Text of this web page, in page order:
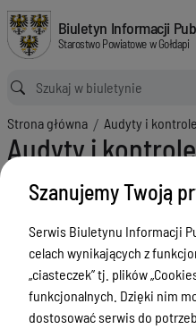
Audyty i kontrole / 2021
Biuletyn Informacji Publicznej
Biuletyn Informacji
Starostwo Powiatowe w Gołdapi
Ścieżka powrotu
Strona główna Audyty i kontrole
Audyty i
Menu Przedmiotowe
Rada Powiatu
Zarząd Powiatu
Starostwo Powiatowe
Szanujemy Twoją
Serwis Biuletynu Informacji
celach wynikających z
„ciasteczek” tj. plików
funkcjonalnych. Dzięki nim
dostosować serwis do